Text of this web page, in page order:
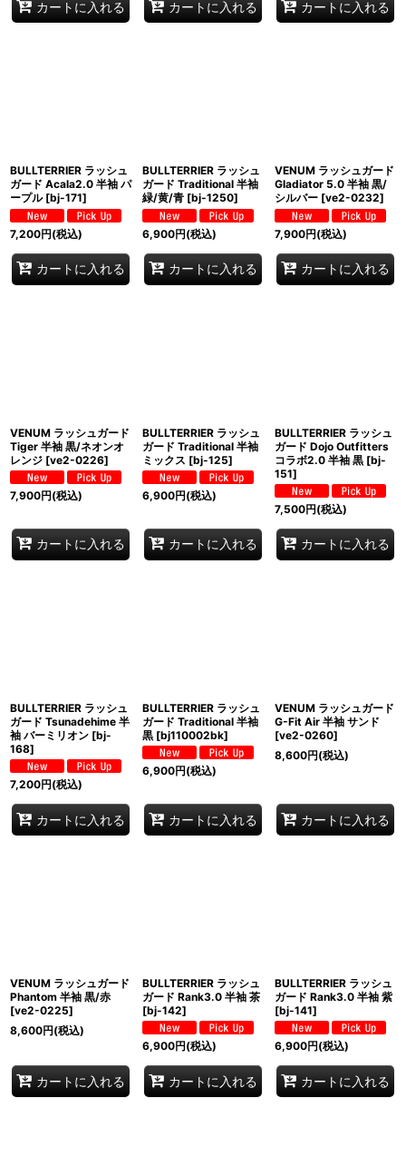
カートに入れる カートに入れる カートに入れる
BULLTERRIER ラッシュ
ガード Acala2.0 半袖 パ
ープル [bj-171]
7,200円(税込)
カートに入れる
BULLTERRIER ラッシュ
ガード Traditional 半袖
緑/黄/青 [bj-1250]
6,900円(税込)
カートに入れる
VENUM ラッシュガード
Gladiator 5.0 半袖 黒/
シルバー [ve2-0232]
7,900円(税込)
カートに入れる
VENUM ラッシュガード
Tiger 半袖 黒/ネオンオ
レンジ [ve2-0226]
7,900円(税込)
カートに入れる
BULLTERRIER ラッシュ
ガード Traditional 半袖
ミックス [bj-125]
6,900円(税込)
カートに入れる
BULLTERRIER ラッシュ
ガード Dojo Outfitters
コラボ2.0 半袖 黒 [bj-
151]
7,500円(税込)
カートに入れる
BULLTERRIER ラッシュ
ガード Tsunadehime 半
袖 バーミリオン [bj-
168]
7,200円(税込)
カートに入れる
BULLTERRIER ラッシュ
ガード Traditional 半袖
黒 [bj110002bk]
6,900円(税込)
カートに入れる
VENUM ラッシュガード
G-Fit Air 半袖 サンド
[ve2-0260]
8,600円(税込)
カートに入れる
VENUM ラッシュガード
Phantom 半袖 黒/赤
[ve2-0225]
8,600円(税込)
カートに入れる
BULLTERRIER ラッシュ
ガード Rank3.0 半袖 茶
[bj-142]
6,900円(税込)
カートに入れる
BULLTERRIER ラッシュ
ガード Rank3.0 半袖 紫
[bj-141]
6,900円(税込)
カートに入れる